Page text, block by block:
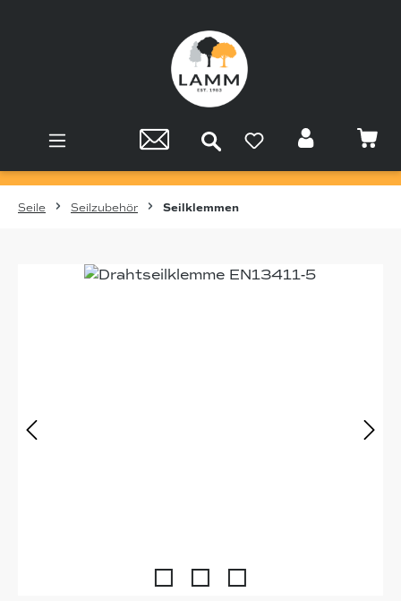
Seile Seilzubehör Seilklemmen
Bildergalerie überspringen